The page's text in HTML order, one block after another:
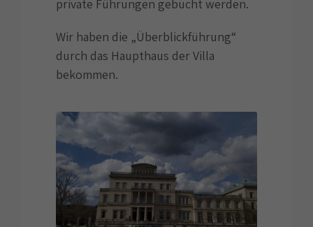
private Führungen gebucht werden.
Wir haben die „Überblickführung“
durch das Haupthaus der Villa
bekommen.